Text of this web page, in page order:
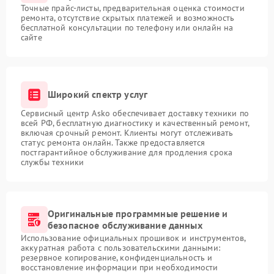
Точные прайс-листы, предварительная оценка стоимости
ремонта, отсутствие скрытых платежей и возможность
бесплатной консультации по телефону или онлайн на
сайте
Широкий спектр услуг
Сервисный центр Asko обеспечивает доставку техники по
всей РФ, бесплатную диагностику и качественный ремонт,
включая срочный ремонт. Клиенты могут отслеживать
статус ремонта онлайн. Также предоставляется
постгарантийное обслуживание для продления срока
службы техники
Оригинальные программные решение и
безопасное обслуживание данных
Использование официальных прошивок и инструментов,
аккуратная работа с пользовательскими данными:
резервное копирование, конфиденциальность и
восстановление информации при необходимости